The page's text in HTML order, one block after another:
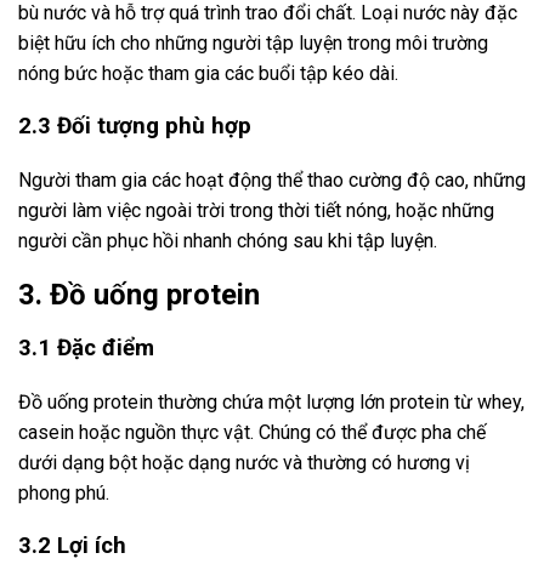
bù nước và hỗ trợ quá trình trao đổi chất. Loại nước này đặc
biệt hữu ích cho những người tập luyện trong môi trường
nóng bức hoặc tham gia các buổi tập kéo dài.
2.3 Đối tượng phù hợp
Người tham gia các hoạt động thể thao cường độ cao, những
người làm việc ngoài trời trong thời tiết nóng, hoặc những
người cần phục hồi nhanh chóng sau khi tập luyện.
3. Đồ uống protein
3.1 Đặc điểm
Đồ uống protein thường chứa một lượng lớn protein từ whey,
casein hoặc nguồn thực vật. Chúng có thể được pha chế
dưới dạng bột hoặc dạng nước và thường có hương vị
phong phú.
3.2 Lợi ích